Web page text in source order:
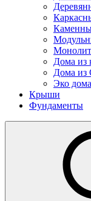
Дома из
Дома из
Эко дома
Крыши
Фундаменты